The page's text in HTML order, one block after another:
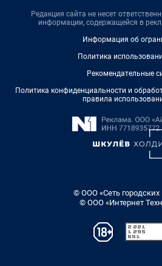
Редакция сайта не несет
информации, содержащейся в
Информация об
Политика
Рекомендательные
Политика конфиденциальности и
правила
© ООО «Сеть городских
© ООО «Интернет